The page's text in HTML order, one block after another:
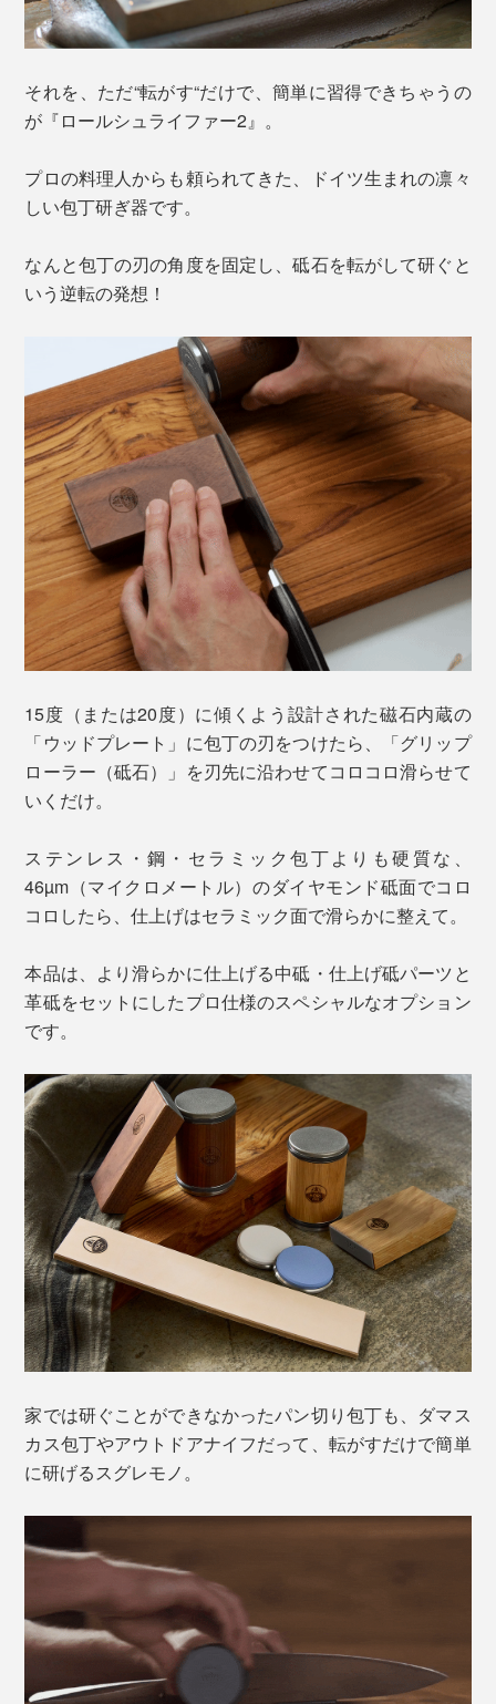
それを、ただ“転がす“だけで、簡単に習得できちゃうの
が『ロールシュライファー2』。
プロの料理人からも頼られてきた、ドイツ生まれの凛々
しい包丁研ぎ器です。
なんと包丁の刃の角度を固定し、砥石を転がして研ぐと
いう逆転の発想！
15度（または20度）に傾くよう設計された磁石内蔵の
「ウッドプレート」に包丁の刃をつけたら、「グリップ
ローラー（砥石）」を刃先に沿わせてコロコロ滑らせて
いくだけ。
ステンレス・鋼・セラミック包丁よりも硬質な、
46µm（マイクロメートル）のダイヤモンド砥面でコロ
コロしたら、仕上げはセラミック面で滑らかに整えて。
本品は、より滑らかに仕上げる中砥・仕上げ砥パーツと
革砥をセットにしたプロ仕様のスペシャルなオプション
です。
家では研ぐことができなかったパン切り包丁も、ダマス
カス包丁やアウトドアナイフだって、転がすだけで簡単
に研げるスグレモノ。